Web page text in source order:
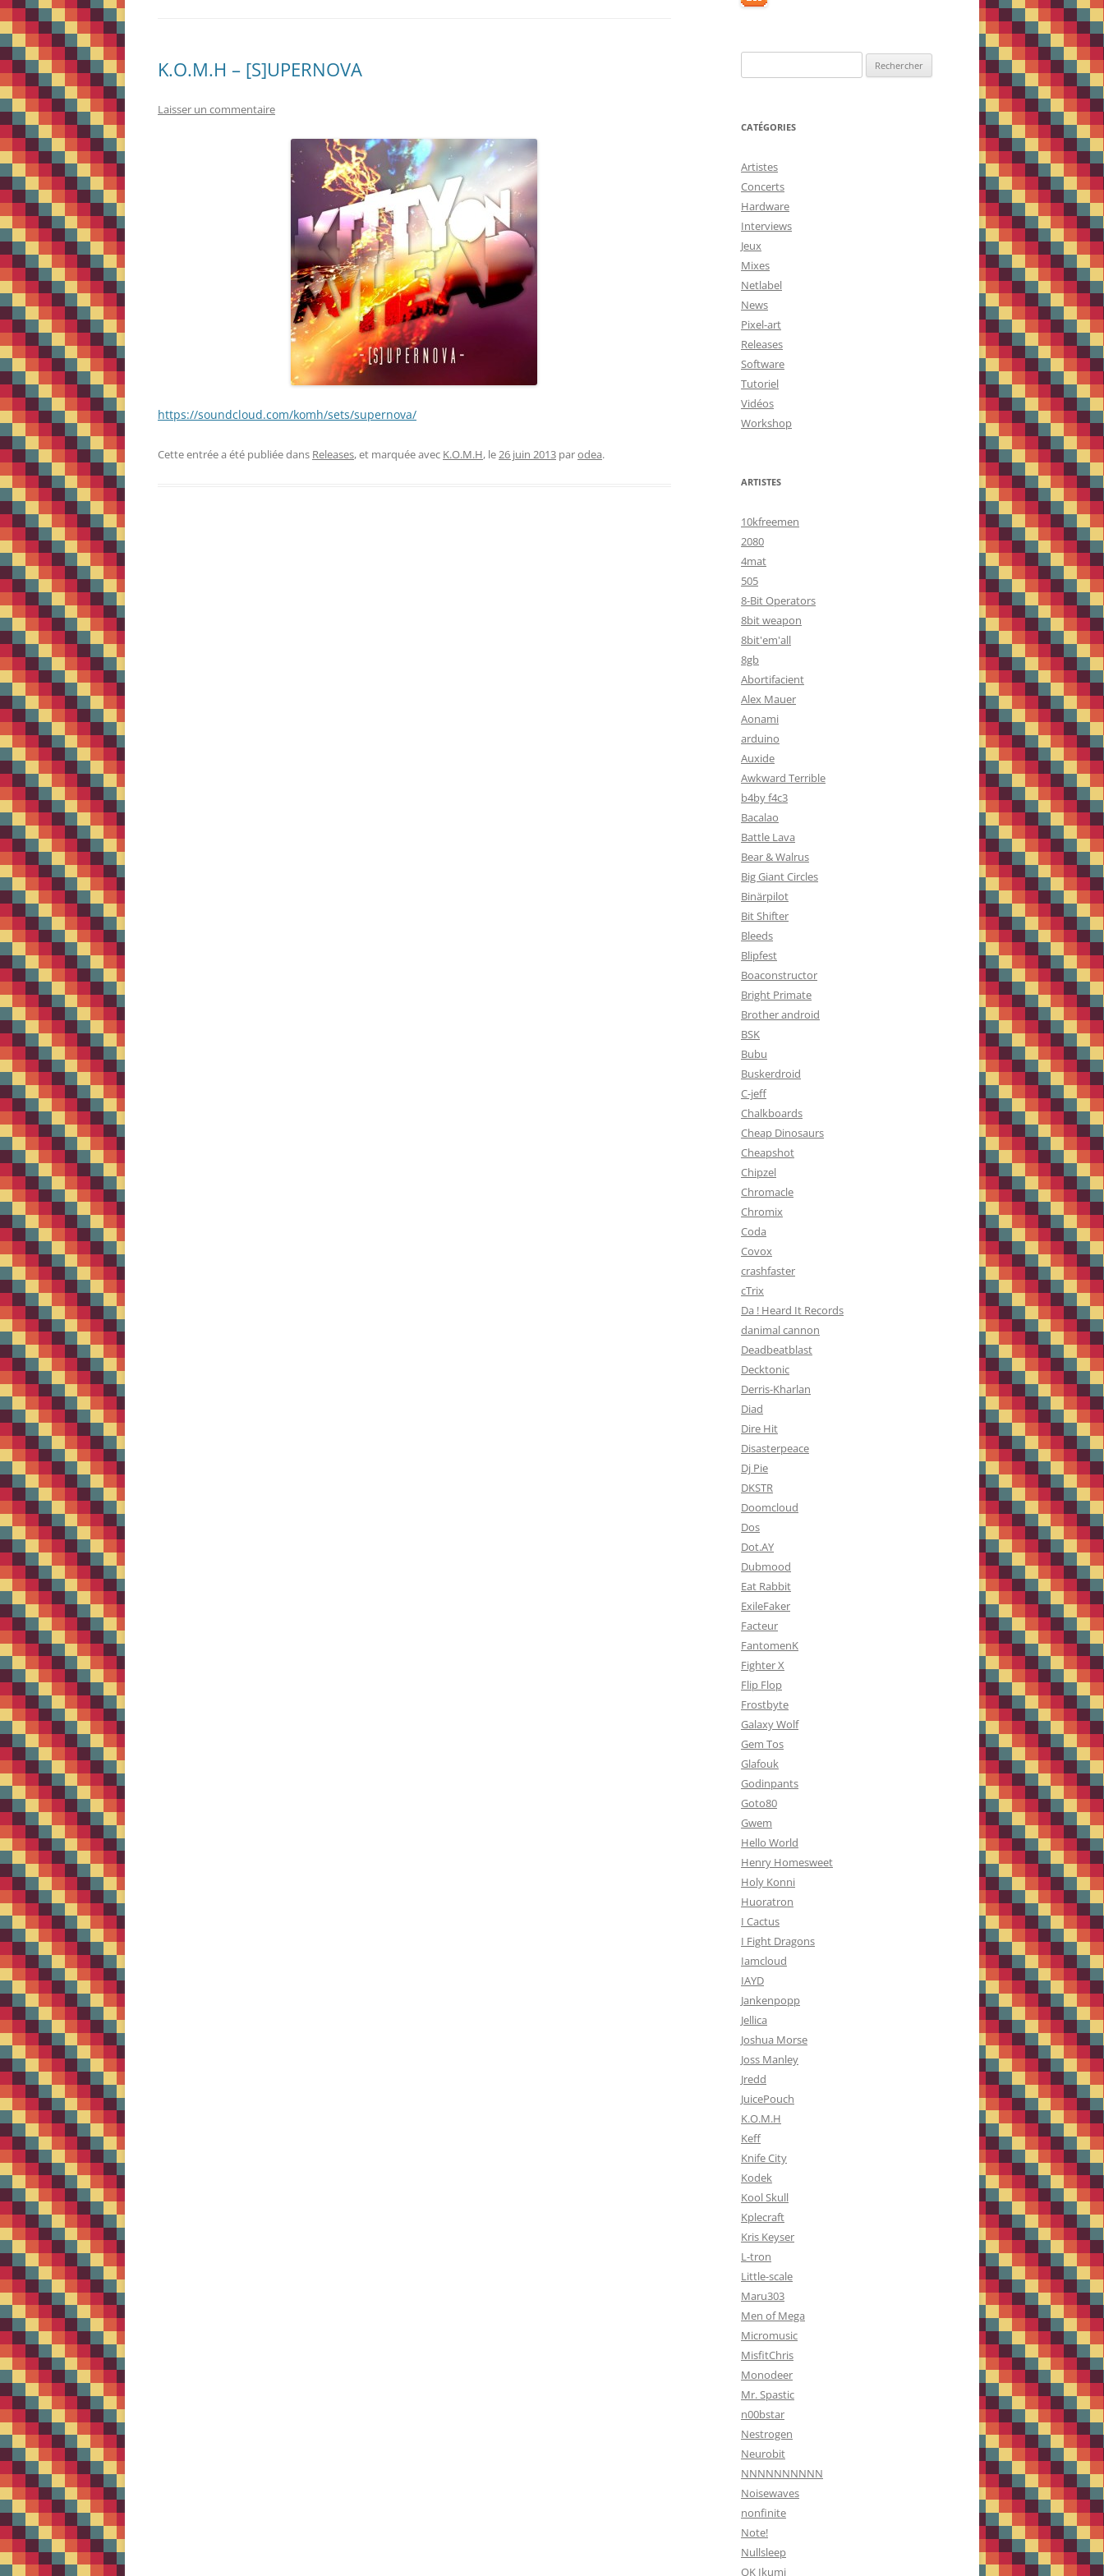
K.O.M.H – [S]UPERNOVA
Laisser un commentaire
https://soundcloud.com/komh/sets/supernova/
Cette entrée a été publiée dans Releases, et marquée avec K.O.M.H, le26 juin 2013 parodea.
CATÉGORIES
Artistes
Concerts
Hardware
Interviews
Jeux
Mixes
Netlabel
News
Pixel-art
Releases
Software
Tutoriel
Vidéos
Workshop
ARTISTES
10kfreemen
2080
4mat
505
8-Bit Operators
8bit weapon
8bit'em'all
8gb
Abortifacient
Alex Mauer
Aonami
arduino
Auxide
Awkward Terrible
b4by f4c3
Bacalao
Battle Lava
Bear & Walrus
Big Giant Circles
Binärpilot
Bit Shifter
Bleeds
Blipfest
Boaconstructor
Bright Primate
Brother android
BSK
Bubu
Buskerdroid
C-jeff
Chalkboards
Cheap Dinosaurs
Cheapshot
Chipzel
Chromacle
Chromix
Coda
Covox
crashfaster
cTrix
Da ! Heard It Records
danimal cannon
Deadbeatblast
Decktonic
Derris-Kharlan
Diad
Dire Hit
Disasterpeace
Dj Pie
DKSTR
Doomcloud
Dos
Dot.AY
Dubmood
Eat Rabbit
ExileFaker
Facteur
FantomenK
Fighter X
Flip Flop
Frostbyte
Galaxy Wolf
Gem Tos
Glafouk
Godinpants
Goto80
Gwem
Hello World
Henry Homesweet
Holy Konni
Huoratron
I Cactus
I Fight Dragons
Iamcloud
IAYD
Jankenpopp
Jellica
Joshua Morse
Joss Manley
Jredd
JuicePouch
K.O.M.H
Keff
Knife City
Kodek
Kool Skull
Kplecraft
Kris Keyser
L-tron
Little-scale
Maru303
Men of Mega
Micromusic
MisfitChris
Monodeer
Mr. Spastic
n00bstar
Nestrogen
Neurobit
NNNNNNNNNN
Noisewaves
nonfinite
Note!
Nullsleep
OK Ikumi